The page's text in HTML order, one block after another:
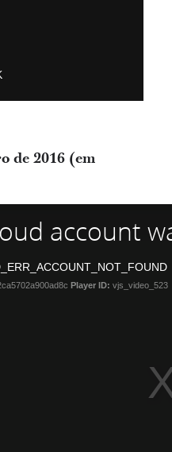
de 2016 (em
account
Player ID: vjs_video_523